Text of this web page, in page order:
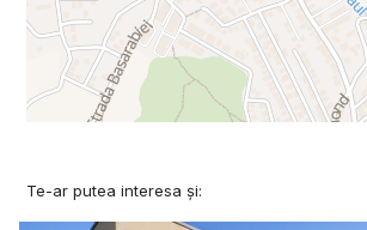
Te-ar putea interesa și: